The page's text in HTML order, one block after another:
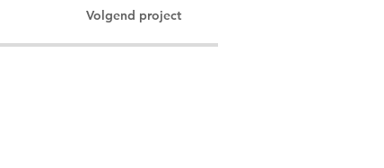
Volgend project